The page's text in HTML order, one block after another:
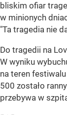
bliskim ofiar
w minionych
"Ta tragedia nie
Do tragedii na
W wyniku
na teren
500 zostało
przebywa w